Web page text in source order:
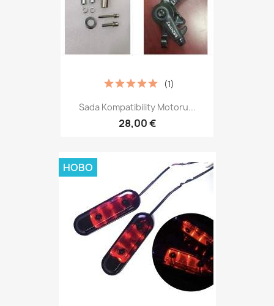
Sada Kompatibility Motoru...
28,00 €
(1)
НОВО